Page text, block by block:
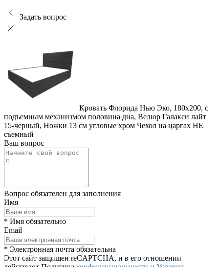
Задать вопрос
Кровать Флорида Нью Эко, 180x200, с
подъемным механизмом половина дна, Велюр Галакси лайт
15-черный, Ножки 13 см угловые хром Чехол на царгах НЕ
съемный
Ваш вопрос
Вопрос обязателен для заполнения
Имя
* Имя обязательно
Email
* Электронная почта обязательна
Этот сайт защищен reCAPTCHA, и в его отношении